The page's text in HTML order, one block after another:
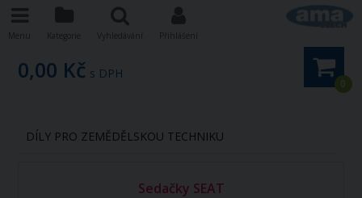
0
0,00 Kč s DPH
DÍLY PRO ZEMĚDĚLSKOU TECHNIKU
Sedačky SEAT
Menu Kategorie Vyhledávání Přihlášení